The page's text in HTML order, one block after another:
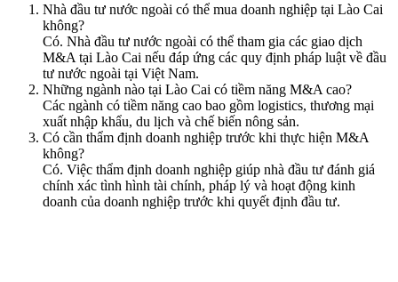
Nhà đầu tư nước ngoài có thể mua doanh nghiệp tại Lào Cai
không?
Có. Nhà đầu tư nước ngoài có thể tham gia các giao dịch
M&A tại Lào Cai nếu đáp ứng các quy định pháp luật về đầu
tư nước ngoài tại Việt Nam.
Những ngành nào tại Lào Cai có tiềm năng M&A cao?
Các ngành có tiềm năng cao bao gồm logistics, thương mại
xuất nhập khẩu, du lịch và chế biến nông sản.
Có cần thẩm định doanh nghiệp trước khi thực hiện M&A
không?
Có. Việc thẩm định doanh nghiệp giúp nhà đầu tư đánh giá
chính xác tình hình tài chính, pháp lý và hoạt động kinh
doanh của doanh nghiệp trước khi quyết định đầu tư.